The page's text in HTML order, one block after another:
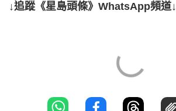
↓追蹤《星島頭條》WhatsApp頻道↓